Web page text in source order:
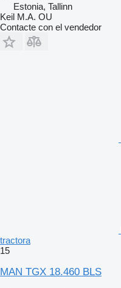
Estonia, Tallinn
Keil M.A. OU
Contacte con el vendedor
tractora
15
MAN TGX 18.460 BLS